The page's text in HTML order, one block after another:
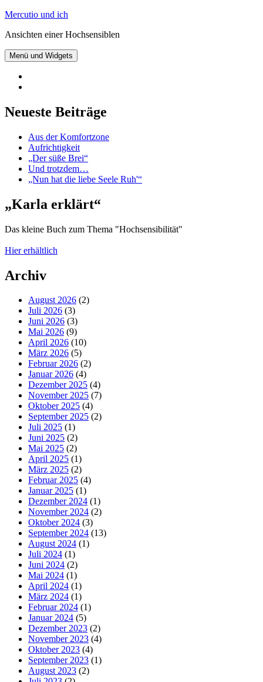
Zum
springen
Mercutio und ich
Ansichten einer Hochsensiblen
Menü und Widgets
Neueste Beiträge
Aus der Komfortzone
Aufrichtigkeit
„Der süße Brei“
Und trotzdem…
„Nun hat die liebe Seele Ruh'“
„Karla erklärt“
Das kleine Buch zum Thema "Hochsensibilität"
Hier erhältlich
Archiv
August 2026 (2)
Juli 2026 (3)
Juni 2026 (3)
Mai 2026 (9)
April 2026 (10)
März 2026 (5)
Februar 2026 (2)
Januar 2026 (4)
Dezember 2025 (4)
November 2025 (7)
Oktober 2025 (4)
September 2025 (2)
Juli 2025 (1)
Juni 2025 (2)
Mai 2025 (2)
April 2025 (1)
März 2025 (2)
Februar 2025 (4)
Januar 2025 (1)
Dezember 2024 (1)
November 2024 (2)
Oktober 2024 (3)
September 2024 (13)
August 2024 (1)
Juli 2024 (1)
Juni 2024 (2)
Mai 2024 (1)
April 2024 (1)
März 2024 (1)
Februar 2024 (1)
Januar 2024 (5)
Dezember 2023 (2)
November 2023 (4)
Oktober 2023 (4)
September 2023 (1)
August 2023 (2)